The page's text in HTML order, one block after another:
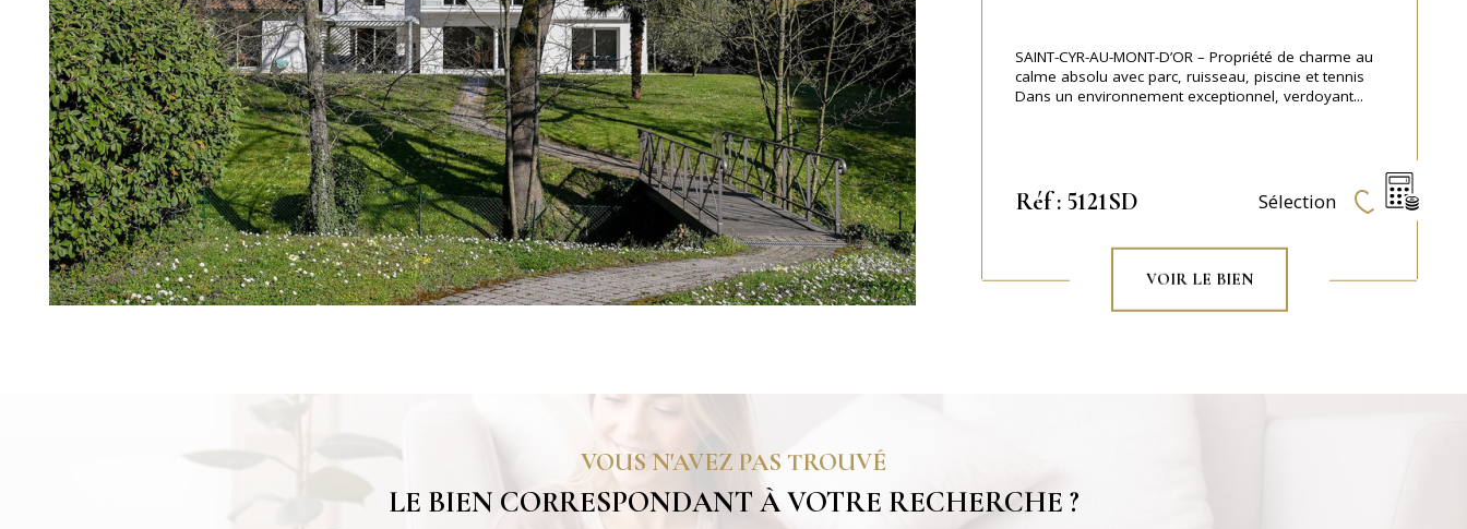
SAINT-CYR-AU-MONT-D’OR – Propriété de charme au
calme absolu avec parc, ruisseau, piscine et tennis
Dans un environnement exceptionnel, verdoyant...
Réf : 5121SD Sélection Sélectionner
VOIR LE BIEN
VOUS N'AVEZ PAS TROUVÉ
LE BIEN CORRESPONDANT À VOTRE RECHERCHE ?